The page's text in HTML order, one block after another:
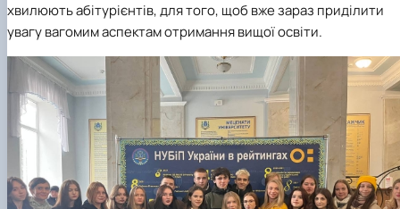
хвилюють абітурієнтів, для того, щоб вже зараз приділити
увагу вагомим аспектам отримання вищої освіти.